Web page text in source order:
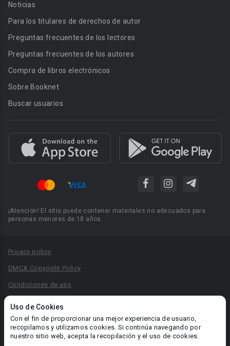
Uso de Cookies
Con el fin de proporcionar una mejor experiencia de usuario,
recopilamos y utilizamos cookies. Si continúa navegando por
nuestro sitio web, acepta la recopilación y el uso de cookies.
Noticias
Para los titulares de derechos de autor
Preguntas frecuentes de los lectores
Preguntas frecuentes de los autores
Compra de libros electrónicos
Sobre Booknet
Buscar usuarios
¡Atención! El sitio puede contener materiales no adecuados para
personas menores de 18 años.
Privacy policy
DMCA Copyright Policy
Condiciones de uso
Reglas para la publicación de libros
Área RR.PP.: pr@booknet.com